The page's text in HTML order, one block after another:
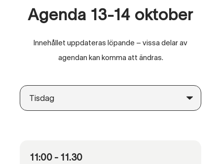
Agenda 13-14 oktober
Innehållet uppdateras löpande – vissa delar av
agendan kan komma att ändras.
11:00 - 11.30